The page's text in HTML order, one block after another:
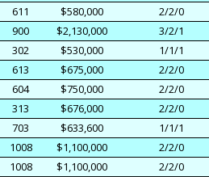
611
$580,000 2/2/0
900
$2,130,000 3/2/1
302
$530,000 1/1/1
613
$675,000 2/2/0
604
$750,000 2/2/0
313
$676,000 2/2/0
703
$633,600 1/1/1
1008
$1,100,000 2/2/0
1008
$1,100,000 2/2/0